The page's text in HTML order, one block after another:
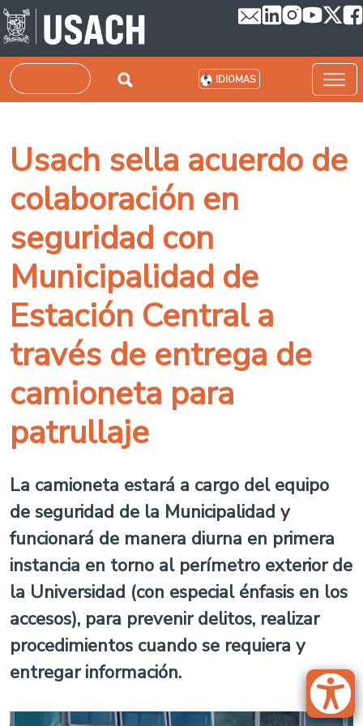
Pasar al contenido principal
Buscar IDIOMAS
Usach sella acuerdo de
colaboración en
seguridad con
Municipalidad de
Estación Central a
través de entrega de
camioneta para
patrullaje
La camioneta estará a cargo del equipo
de seguridad de la Municipalidad y
funcionará de manera diurna en primera
instancia en torno al perímetro exterior de
la Universidad (con especial énfasis en los
accesos), para prevenir delitos, realizar
procedimientos cuando se requiera y
entregar información.